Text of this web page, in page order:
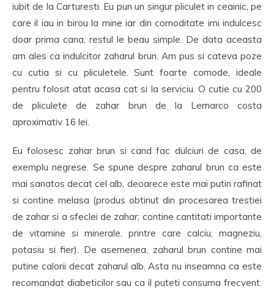
iubit de la Carturesti. Eu pun un singur pliculet in ceainic, pe
care il iau in birou la mine iar din comoditate imi indulcesc
doar prima cana, restul le beau simple. De data aceasta
am ales ca indulcitor zaharul brun. Am pus si cateva poze
cu cutia si cu pliculetele. Sunt foarte comode, ideale
pentru folosit atat acasa cat si la serviciu. O cutie cu 200
de pliculete de zahar brun de la Lemarco costa
aproximativ 16 lei.
Eu folosesc zahar brun si cand fac dulciuri de casa, de
exemplu negrese. Se spune despre zaharul brun ca este
mai sanatos decat cel alb, deoarece este mai putin rafinat
si contine melasa (produs obtinut din procesarea trestiei
de zahar si a sfeclei de zahar; contine cantitati importante
de vitamine si minerale, printre care calciu, magneziu,
potasiu si fier). De asemenea, zaharul brun contine mai
putine calorii decat zaharul alb. Asta nu inseamna ca este
recomandat diabeticilor sau ca il puteti consuma frecvent.